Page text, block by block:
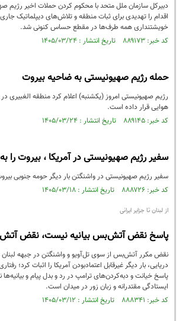
دبیرکل سازمان ملل متحد با محکوم کردن حملات اخیر رژیم
اقدام را تهدیدی برای ثبات منطقه و تلاش‌های دیپلماتیک
خویشتنداری همه طرف‌ها در مقطع حساس کنونی شد.
کد خبر: ۸۸۹۱۷۳ تاریخ انتشار : ۱۴۰۵/۰۳/۲۴
حمله رژیم صهیونیستی به ضاحیه بیروت
رژیم صهیونیستی امروز (یکشنبه) اعلام کرد منطقه الغبیری
هوایی قرار داده است.
کد خبر: ۸۸۹۱۴۵ تاریخ انتشار : ۱۴۰۵/۰۳/۲۴
سفیر رژیم صهیونیستی در آمریکا ، بیروت را
سفیر رژیم صهیونیستی در واشنگتن بار دیگر حومه جنوبی
کد خبر: ۸۸۸۷۲۶ تاریخ انتشار : ۱۴۰۵/۰۳/۱۸
از لبنان تا جزایر ایرانی
پاسخ نقض آتش‌بس بیانیه نیست، نقض
نقض مکرر آتش‌بس از سوی تل‌آویو و واشنگتن در جبهه لبنان و
دریایی، بار دیگر غیرقابل اعتمادبودن آمریکا را اثبات کرد؛
پاسخ خیانت و دبه‌کردن‌های ترامپ در رد و بدل پیام و
ایستادگی مقتدرانه و زبان زور در میدان است.
کد خبر: ۸۸۸۳۴۱ تاریخ انتشار : ۱۴۰۵/۰۳/۱۲